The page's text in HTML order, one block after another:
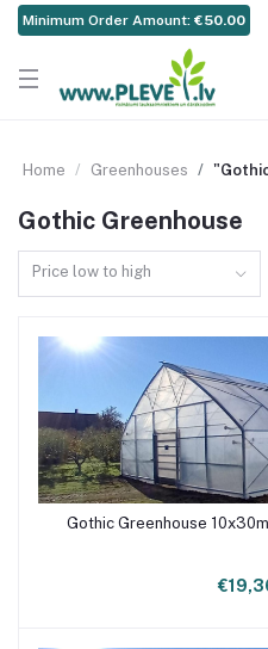
Minimum Order Amount: €50.00
Home Greenhouses
Gothic Greenhouse
Price low to high
Add
Gothic Greenhouse